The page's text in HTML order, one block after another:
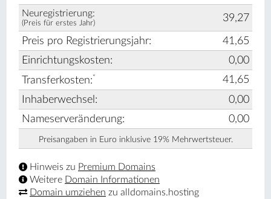
Neuregistrierung:
(Preis für erstes Jahr) 39,27
Preis pro Registrierungsjahr:
41,65
Einrichtungskosten:
0,00
Transferkosten:*
41,65
Inhaberwechsel:
0,00
Nameserveränderung:
0,00
Preisangaben in Euro inklusive 19% Mehrwertsteuer.
Hinweis zu Premium Domains
Weitere Domain Informationen
Domain umziehen zu alldomains.hosting